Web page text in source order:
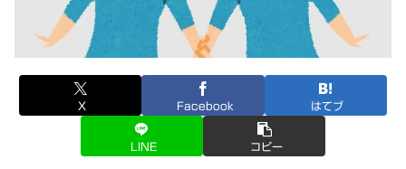
X Facebook はてブ
LINE コピー